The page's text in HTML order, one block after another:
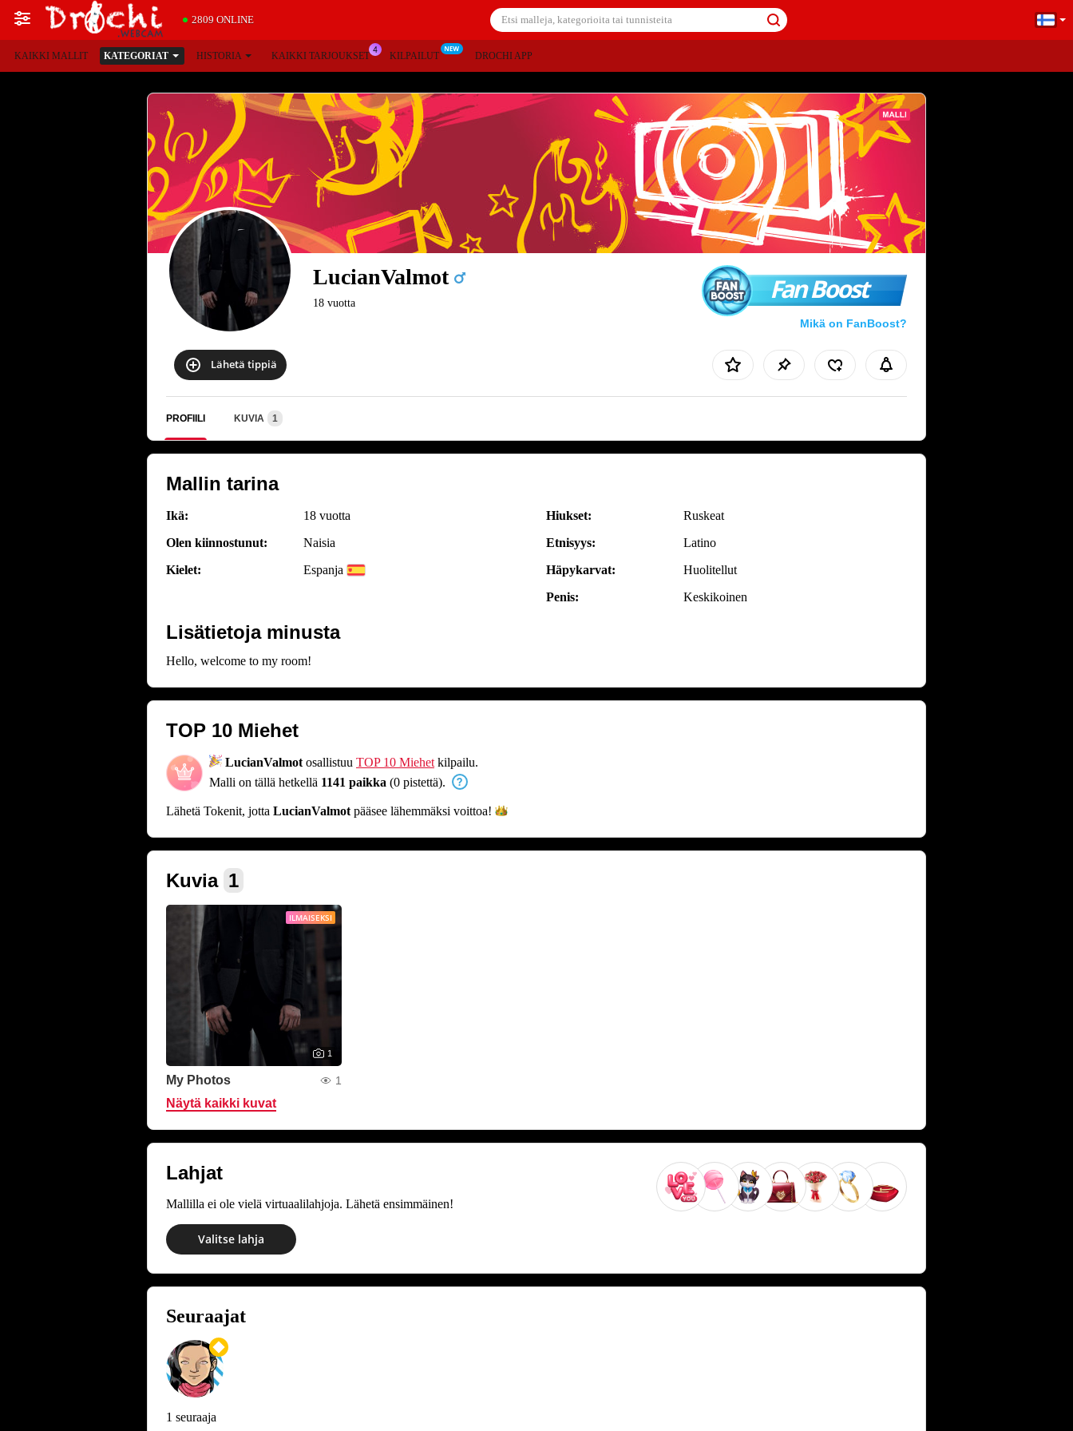
2809 ONLINE
KAIKKI MALLIT KATEGORIAT HISTORIA KAIKKI TARJOUKSET KILPAILUT DROCHI APP
LucianValmot
18 vuotta Fan Boost
Mikä on FanBoost?
Lähetä tippiä
PROFIILI KUVIA 1
Mallin tarina
Ikä:
18 vuotta
Olen kiinnostunut:
Naisia
Kielet:
Espanja
Hiukset:
Ruskeat
Etnisyys:
Latino
Häpykarvat:
Huolitellut
Penis:
Keskikoinen
Lisätietoja minusta
Hello, welcome to my room!
TOP 10 Miehet
LucianValmot osallistuu TOP 10 Miehet kilpailu.
Malli on tällä hetkellä 1141 paikka (0 pistettä).
Lähetä Tokenit, jotta LucianValmot pääsee lähemmäksi voittoa!
Kuvia 1
ILMAISEKSI
1
My Photos 1
Näytä kaikki kuvat
Lahjat
Mallilla ei ole vielä virtuaalilahjoja. Lähetä ensimmäinen!
Valitse lahja
Seuraajat
1 seuraaja